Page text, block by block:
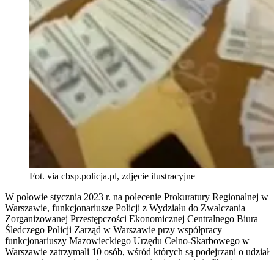
Fot. via cbsp.policja.pl, zdjęcie ilustracyjne
W połowie stycznia 2023 r. na polecenie Prokuratury Regionalnej w
Warszawie, funkcjonariusze Policji z Wydziału do Zwalczania
Zorganizowanej Przestępczości Ekonomicznej Centralnego Biura
Śledczego Policji Zarząd w Warszawie przy współpracy
funkcjonariuszy Mazowieckiego Urzędu Celno-Skarbowego w
Warszawie zatrzymali 10 osób, wśród których są podejrzani o udział